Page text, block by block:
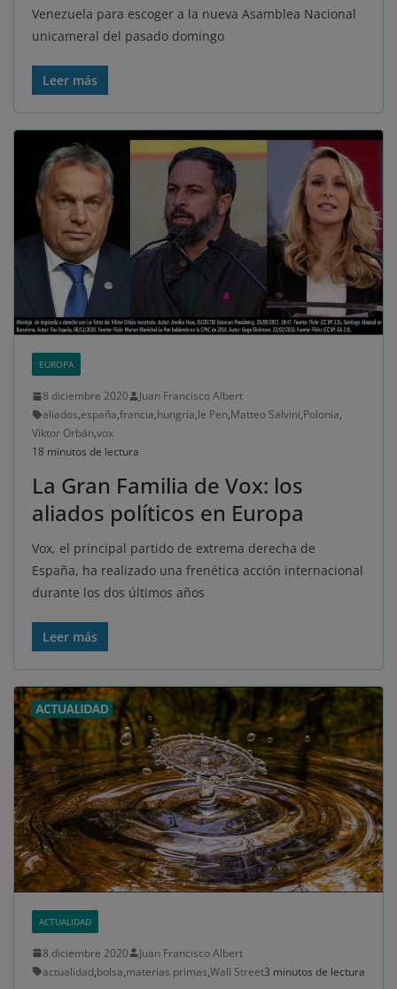
Venezuela para escoger a la nueva Asamblea Nacional
unicameral del pasado domingo
Leer más
EUROPA
8 diciembre 2020
Juan Francisco Albert
aliados,españa,francia,hungría,le Pen,Matteo Salvini,Polonia,
Viktor Orbán,vox
18 minutos de lectura
La Gran Familia de Vox: los
aliados políticos en Europa
Vox, el principal partido de extrema derecha de
España, ha realizado una frenética acción internacional
durante los dos últimos años
Leer más
ACTUALIDAD
8 diciembre 2020
Juan Francisco Albert
actualidad,bolsa,materias primas,Wall Street3 minutos de lectura